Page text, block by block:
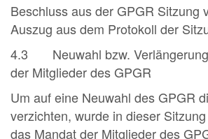
Beschluss aus der GPGR Sitzung
Auszug aus dem Protokoll der
4.3 Neuwahl bzw. Verlängerung
der Mitglieder des GPGR
Um auf eine Neuwahl des GPGR
verzichten, wurde in dieser
das Mandat der Mitglieder des